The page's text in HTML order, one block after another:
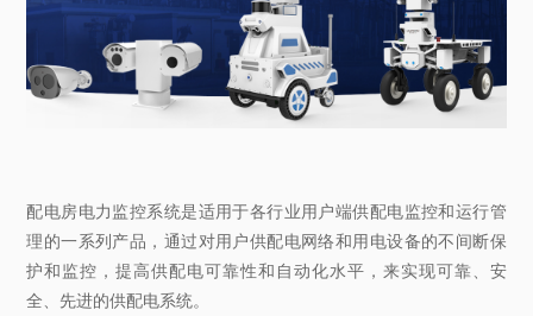
配电房电力监控系统是适用于各行业用户端供配电监控和运行管
理的一系列产品，通过对用户供配电网络和用电设备的不间断保
护和监控，提高供配电可靠性和自动化水平，来实现可靠、安
全、先进的供配电系统。